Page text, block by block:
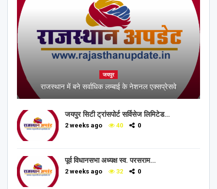
जयपुर
राजस्थान में बने सर्वाधिक लम्बाई के नेशनल एक्सप्रेसवे
जयपुर सिटी ट्रांसपोर्ट सर्विसेज लिमिटेड…
2 weeks ago 40 0
पूर्व विधानसभा अध्यक्ष स्व. परसराम…
2 weeks ago 32 0